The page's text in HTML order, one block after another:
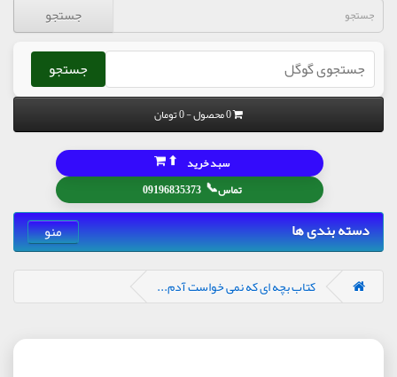
جستجو
جستجو
0 محصول - 0 تومان
تماس📞
09196835373
سبد خرید ⬆
دسته بندی ها منو
کتاب بچه‌ ای که نمی‌ خواست آدم...